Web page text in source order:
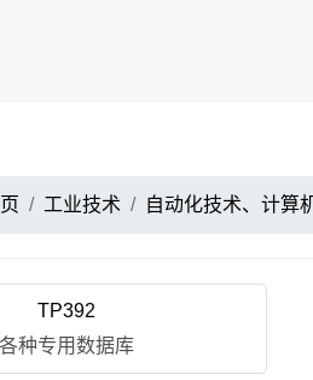
工业技术 自动化技术、计算
TP392
各种专用数据库